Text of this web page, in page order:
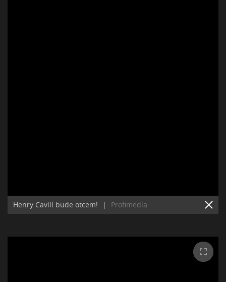
Henry Cavill bude otcem! | Profimedia